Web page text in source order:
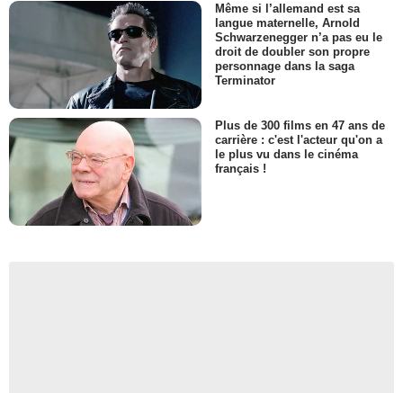
Même si l’allemand est sa
langue maternelle, Arnold
Schwarzenegger n’a pas eu le
droit de doubler son propre
personnage dans la saga
Terminator
Plus de 300 films en 47 ans de
carrière : c'est l'acteur qu'on a
le plus vu dans le cinéma
français !